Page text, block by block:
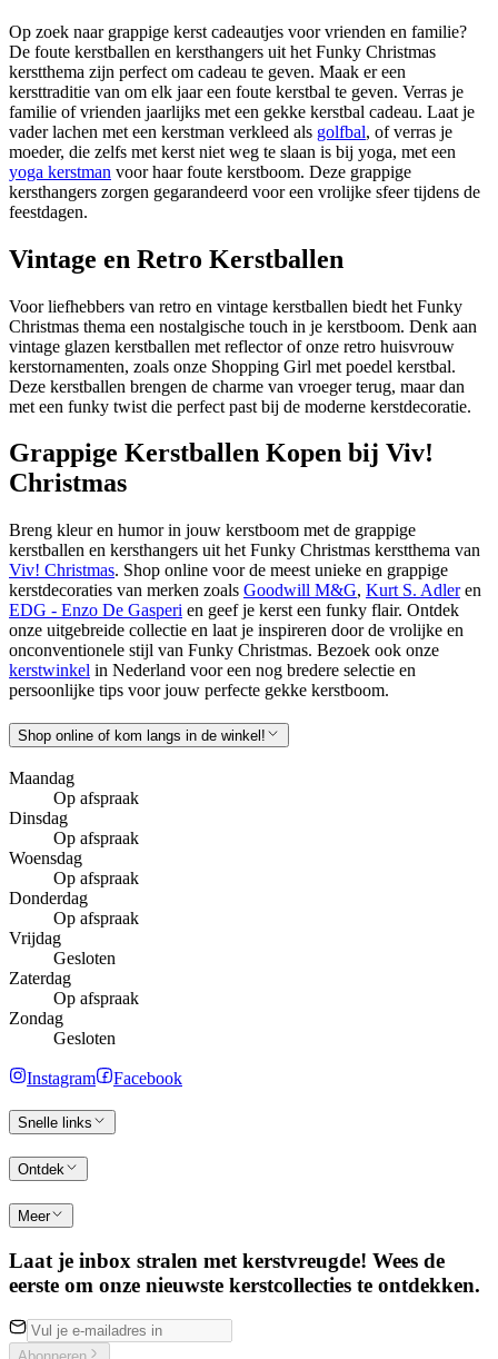
Op zoek naar grappige kerst cadeautjes voor vrienden en familie?
De foute kerstballen en kersthangers uit het Funky Christmas
kerstthema zijn perfect om cadeau te geven. Maak er een
kersttraditie van om elk jaar een foute kerstbal te geven. Verras je
familie of vrienden jaarlijks met een gekke kerstbal cadeau. Laat je
vader lachen met een kerstman verkleed als golfbal, of verras je
moeder, die zelfs met kerst niet weg te slaan is bij yoga, met een
yoga kerstman voor haar foute kerstboom. Deze grappige
kersthangers zorgen gegarandeerd voor een vrolijke sfeer tijdens de
feestdagen.
Vintage en Retro Kerstballen
Voor liefhebbers van retro en vintage kerstballen biedt het Funky
Christmas thema een nostalgische touch in je kerstboom. Denk aan
vintage glazen kerstballen met reflectorof onze retro huisvrouw
kerstornamenten, zoals onze Shopping Girl met poedel kerstbal.
Deze kerstballen brengen de charme van vroeger terug, maar dan
met een funky twist die perfect past bij de moderne kerstdecoratie.
Grappige Kerstballen Kopen bij Viv!
Christmas
Breng kleur en humor in jouw kerstboom met de grappige
kerstballen en kersthangers uit het Funky Christmas kerstthema van
Viv! Christmas. Shop online voor de meest unieke en grappige
kerstdecoraties van merken zoals Goodwill M&G, Kurt S. Adleren
EDG - Enzo De Gasperi en geef je kerst een funky flair. Ontdek
onze uitgebreide collectie en laat je inspireren door de vrolijke en
onconventionele stijl van Funky Christmas. Bezoek ook onze
kerstwinkel in Nederland voor een nog bredere selectie en
persoonlijke tips voor jouw perfecte gekke kerstboom.
Shop online of kom langs in de winkel!
Maandag
Op afspraak
Dinsdag
Op afspraak
Woensdag
Op afspraak
Donderdag
Op afspraak
Vrijdag
Gesloten
Zaterdag
Op afspraak
Zondag
Gesloten
Instagram Facebook
Snelle links
Ontdek
Meer
Laat je inbox stralen met kerstvreugde! Wees de
eerste om onze nieuwste kerstcollecties te ontdekken.